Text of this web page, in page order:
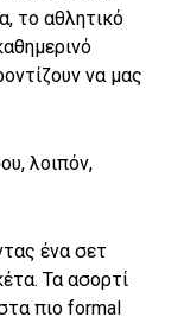
το αθλητικό
να μας
λοιπόν,
ένα σετ
Τα ασορτί
πιο formal